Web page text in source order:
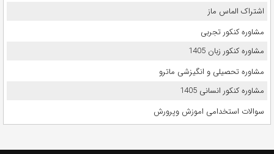
اشتراک الماس ماز
مشاوره کنکور تجربی
مشاوره کنکور زبان 1405
مشاوره تحصیلی و انگیزشی ماترو
مشاوره کنکور انسانی 1405
سوالات استخدامی اموزش وپرورش